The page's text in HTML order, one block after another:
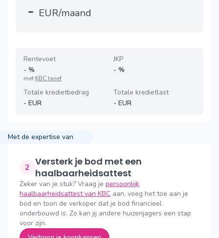
- EUR/maand
Rentevoet
- %
met KBC tarief
JKP
- %
Totale kredietbedrag
- EUR
Totale kredietlast
- EUR
Met de expertise van
2 Versterk je bod met een
haalbaarheidsattest
Zeker van je stuk? Vraag je persoonlijk
haalbaarheidsattest van KBC aan, voeg het toe aan je
bod en toon de verkoper dat je bod financieel
onderbouwd is. Zo kan jij andere huizenjagers een stap
voor zijn.